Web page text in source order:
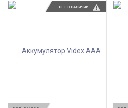
НЕТ В НАЛИЧИИ